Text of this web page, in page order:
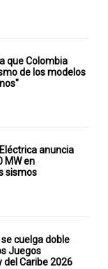
que Colombia
de los modelos
anuncia
MW en
sismos
cuelga doble
Juegos
del Caribe 2026